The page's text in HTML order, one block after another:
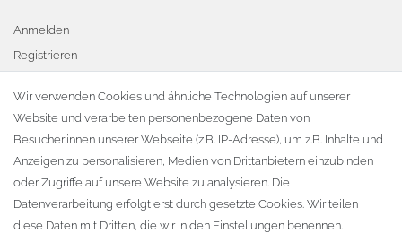
Anmelden
Registrieren
Warenkorb
Zur Kasse
KONTAKT
Fa. Steffen Jost
Söbrigener Weg 50
Wir verwenden Cookies und ähnliche Technologien auf unserer
Website und verarbeiten personenbezogene Daten von
Besucher:innen unserer Webseite (z.B. IP-Adresse), um z.B. Inhalte und
Anzeigen zu personalisieren, Medien von Drittanbietern einzubinden
oder Zugriffe auf unsere Website zu analysieren. Die
Datenverarbeitung erfolgt erst durch gesetzte Cookies. Wir teilen
diese Daten mit Dritten, die wir in den Einstellungen benennen.